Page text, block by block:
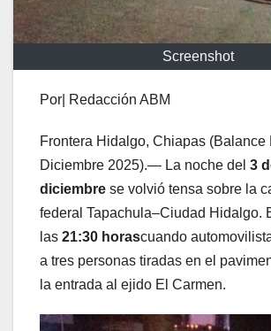
Screenshot
Por| Redacción ABM
Frontera Hidalgo, Chiapas (Balance
Diciembre 2025).— La noche del 3
diciembre se volvió tensa sobre la
federal Tapachula–Ciudad Hidalgo.
las 21:30 horascuando
a tres personas tiradas en el
la entrada al ejido El Carmen.